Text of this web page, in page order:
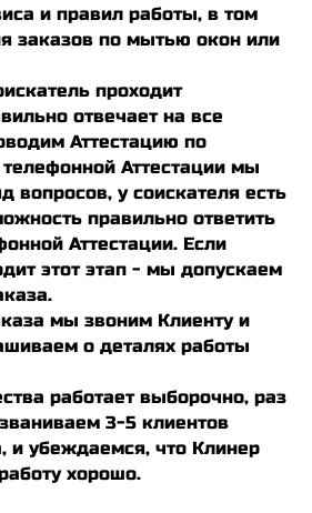
и правил работы, в том
заказов по мытью окон или
проходит
отвечает на все
Аттестацию по
Аттестации мы
вопросов, у соискателя есть
правильно ответить
Аттестации. Если
этот этап - мы допускаем
мы звоним Клиенту и
о деталях работы
работает выборочно, раз
3-5 клиентов
и убеждаемся, что Клинер
хорошо.